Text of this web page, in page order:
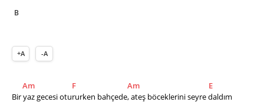
B
+A -A
Am F Am
E
Bir yaz gecesi otururken bahçede, ateş böceklerini seyre daldım